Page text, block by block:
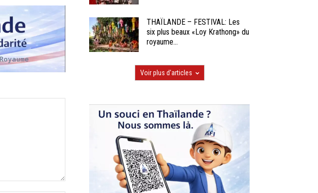
THAÏLANDE – FESTIVAL: Les
six plus beaux «Loy Krathong» du
royaume...
Voir plus d'articles